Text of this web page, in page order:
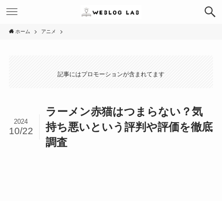
ホーム アニメ
記事にはプロモーションが含まれてます
ラーメン赤猫はつまらない？気
持ち悪いという評判や評価を徹底
調査
2024
10/22